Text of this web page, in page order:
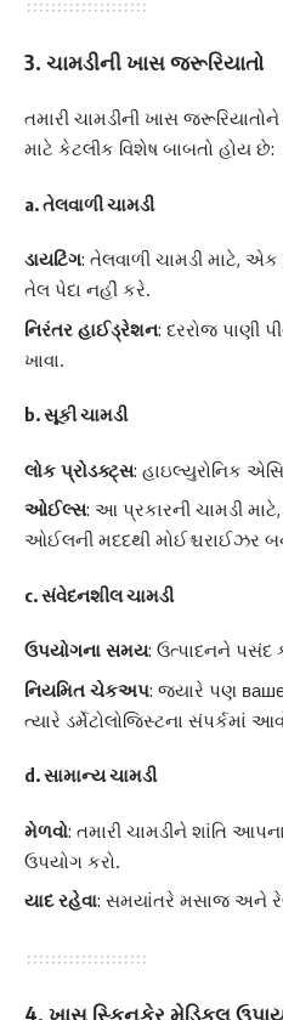
3. ચામડીની ખાસ જરૂરિયાતો
તમારી ચામડીની ખાસ
માટે કેટલીક વિશેષ બાબતો હોય છે:
a. તેલવાળી ચામડી
ડાયટિંગ: તેલવાળી ચામડી માટે,
તેલ પેદા નહીં કરે.
નિરંતર હાઈડ્રેશન: દરરોજ પાણી
ખાવા.
b. સૂકી ચામડી
લોક પ્રોડક્ટ્સ: હાઇલ્યુરોનિક
ઓઈલ્સ: આ પ્રકારની ચામડી
ઓઈલની મદદથી મોઈશ્ચરાઈઝર
c. સંવેદનશીલ ચામડી
ઉપયોગના સમય: ઉત્પાદનને પસંદ
નિયમિત ચેકઅપ: જ્યારે પણ
ત્યારે ડર્મેટોલોજિસ્ટના સંપર્કમાં
d. સામાન્ય ચામડી
મેળવો: તમારી ચામડીને શાંતિ
ઉપયોગ કરો.
યાદ રહેવા: સમયાંતરે મસાજ અને
4. ખાસ સ્કિનકેર મેડિકલ